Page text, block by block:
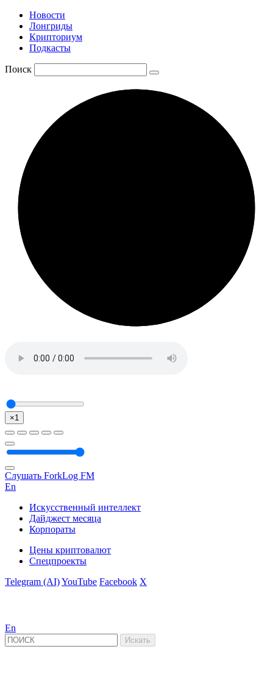
Новости
Лонгриды
Крипториум
Подкасты
Поиск
×1
Слушать ForkLog FM
En
Искусственный интеллект
Дайджест месяца
Корпораты
Цены криптовалют
Спецпроекты
Telegram (AI)YouTube Facebook X
En